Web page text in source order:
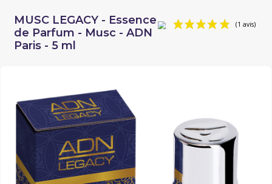
MUSC LEGACY - Essence
de Parfum - Musc - ADN
Paris - 5 ml